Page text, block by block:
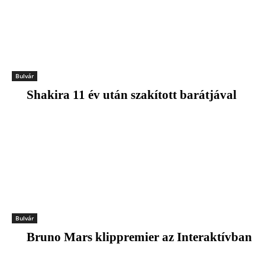
Bulvár
Shakira 11 év után szakított barátjával
Bulvár
Bruno Mars klippremier az Interaktívban